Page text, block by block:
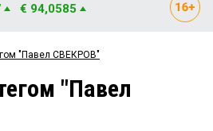
Мнения
Рейтинги
€ 94,0585
"Павел СВЕКРОВ"
"Павел